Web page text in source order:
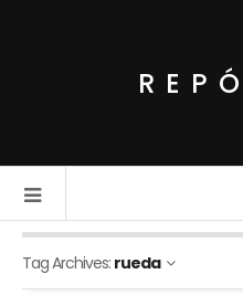
Tag Archives: rueda